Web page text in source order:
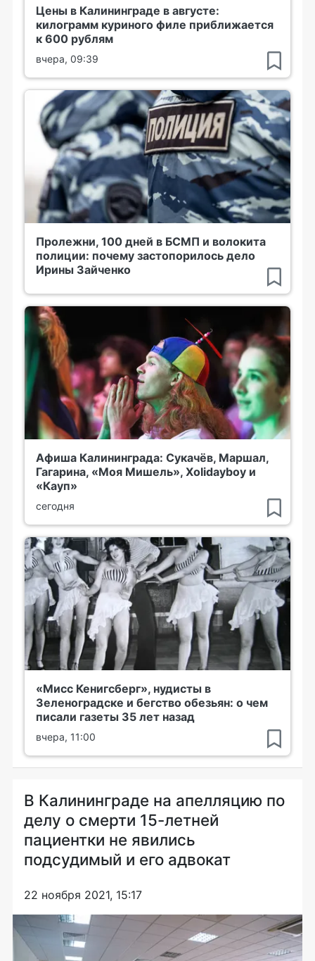
Цены в Калининграде в августе:
килограмм куриного филе приближается
к 600 рублям
вчера, 09:39
Пролежни, 100 дней в БСМП и волокита
полиции: почему застопорилось дело
Ирины Зайченко
Афиша Калининграда: Сукачёв, Маршал,
Гагарина, «Моя Мишель», Xolidayboy и
«Кауп»
сегодня
«Мисс Кенигсберг», нудисты в
Зеленоградске и бегство обезьян: о чем
писали газеты 35 лет назад
вчера, 11:00
В Калининграде на апелляцию по
делу о смерти 15-летней
пациентки не явились
подсудимый и его адвокат
22 ноября 2021, 15:17